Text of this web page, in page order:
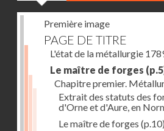
Première image
PAGE DE TITRE
L'état de la métallurgie
Le maître de forges
Chapitre premier.
Extrait des statuts des
d'Orne et d'Aure, en
Le maître de forges (p.10)